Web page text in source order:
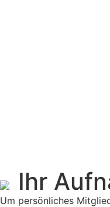
Ihr
Um persönliches